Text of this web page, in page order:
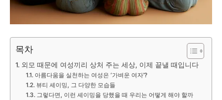
목차
외모 때문에 여성끼리 상처 주는 세상, 이제 끝낼 때입니다
아름다움을 실천하는 여성은 ‘가벼운 여자’?
뷰티 셰이밍, 그 다양한 모습들
그렇다면, 이런 셰이밍을 당했을 때 우리는 어떻게 해야 할까